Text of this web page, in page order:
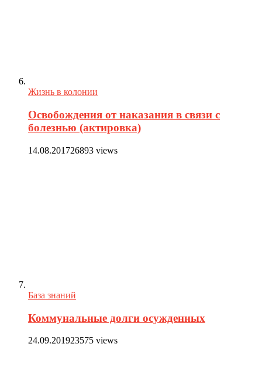
Жизнь в колонии
Освобождения от наказания в связи с
болезнью (актировка)
14.08.201726893 views
База знаний
Коммунальные долги осужденных
24.09.201923575 views